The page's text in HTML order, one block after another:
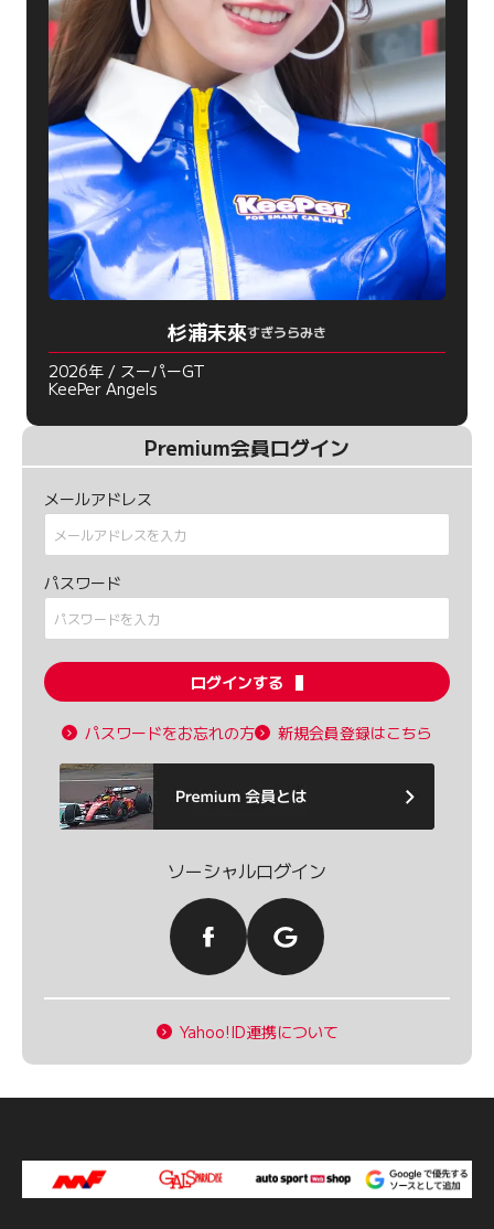
杉浦未來すぎうらみき
2026年 / スーパーGT
KeePer Angels
Premium会員ログイン
メールアドレス
パスワード
ログインする
パスワードをお忘れの方 新規会員登録はこちら
ソーシャルログイン
Yahoo!ID連携について